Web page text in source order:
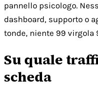
pannello psicologo.
dashboard, supporto o
tonde, niente 99 virgola
Su quale
scheda